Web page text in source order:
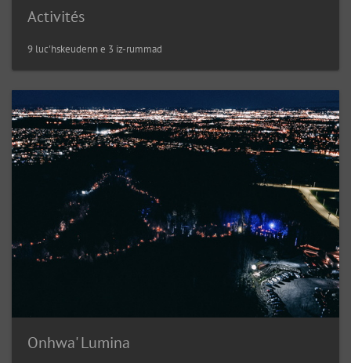
Activités
9 luc'hskeudenn e 3 iz-rummad
Onhwa' Lumina